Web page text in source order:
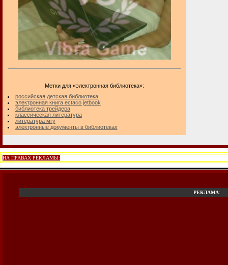
Метки для «электронная библиотека»:
российская детская библиотека
электронная книга ectaco jetbook
библиотека трейдера
классическая литература
литература мгу
электронные документы в библиотеках
НА ПРАВАХ РЕКЛАМЫ:
РЕКЛАМА: